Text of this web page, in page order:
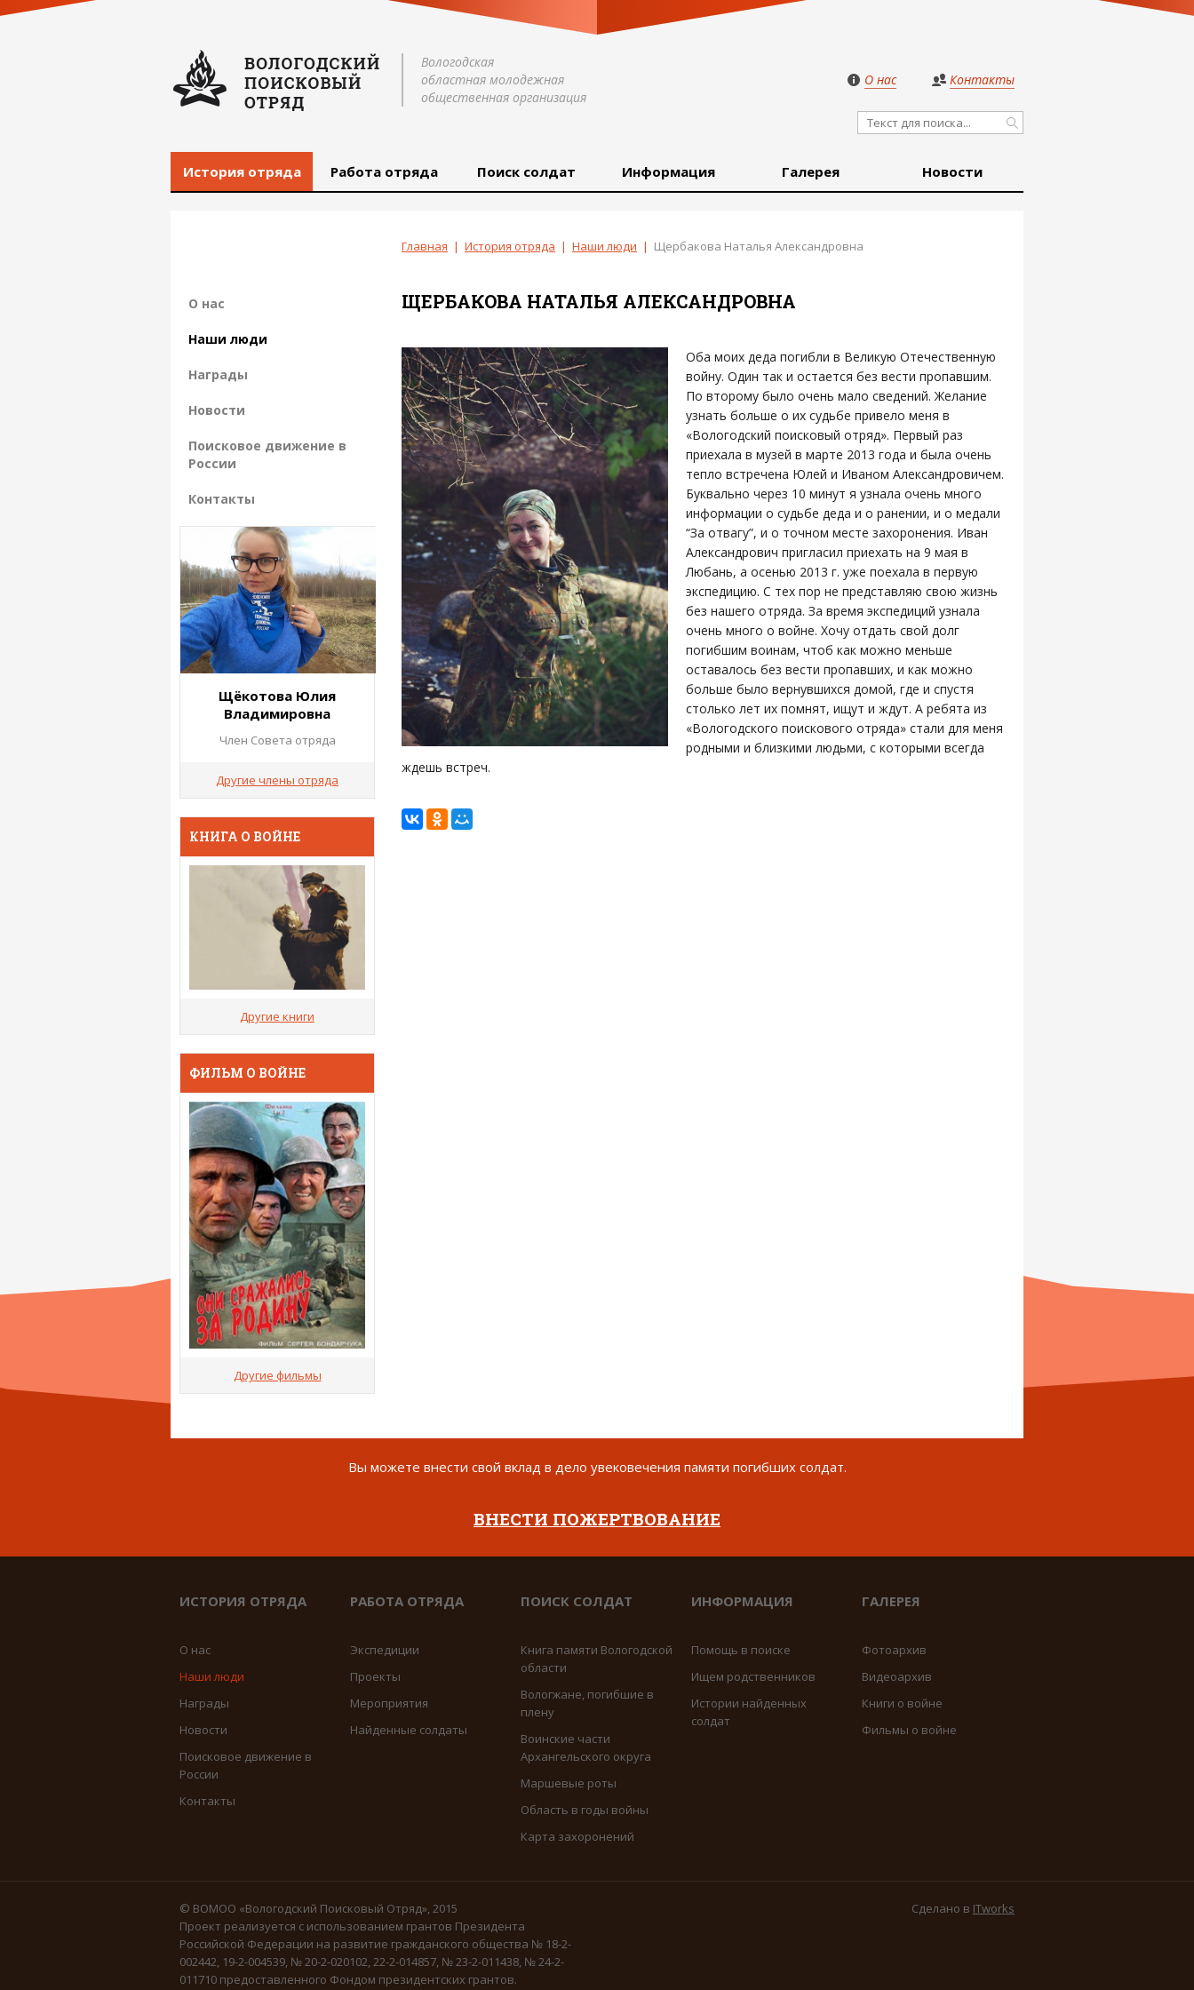
Вологодская
областная молодежная
общественная организация
О нас Контакты
История отряда Работа отряда Поиск солдат Информация Галерея Новости
Главная | История отряда | Наши люди | Щербакова Наталья Александровна
ЩЕРБАКОВА НАТАЛЬЯ АЛЕКСАНДРОВНА
Оба моих деда погибли в Великую Отечественную
войну. Один так и остается без вести пропавшим.
По второму было очень мало сведений. Желание
узнать больше о их судьбе привело меня в
«Вологодский поисковый отряд». Первый раз
приехала в музей в марте 2013 года и была очень
тепло встречена Юлей и Иваном Александровичем.
Буквально через 10 минут я узнала очень много
информации о судьбе деда и о ранении, и о медали
“За отвагу”, и о точном месте захоронения. Иван
Александрович пригласил приехать на 9 мая в
Любань, а осенью 2013 г. уже поехала в первую
экспедицию. С тех пор не представляю свою жизнь
без нашего отряда. За время экспедиций узнала
очень много о войне. Хочу отдать свой долг
погибшим воинам, чтоб как можно меньше
оставалось без вести пропавших, и как можно
больше было вернувшихся домой, где и спустя
столько лет их помнят, ищут и ждут. А ребята из
«Вологодского поискового отряда» стали для меня
родными и близкими людьми, с которыми всегда
ждешь встреч.
О нас
Наши люди
Награды
Новости
Поисковое движение в
России
Контакты
Щёкотова Юлия
Владимировна
Член Совета отряда
Другие члены отряда
КНИГА О ВОЙНЕ
Другие книги
ФИЛЬМ О ВОЙНЕ
Другие фильмы
Вы можете внести свой вклад в дело увековечения памяти погибших солдат.
ВНЕСТИ ПОЖЕРТВОВАНИЕ
ИСТОРИЯ ОТРЯДА
О нас
Наши люди
Награды
Новости
Поисковое движение в
России
Контакты
РАБОТА ОТРЯДА
Экспедиции
Проекты
Мероприятия
Найденные солдаты
ПОИСК СОЛДАТ
Книга памяти Вологодской
области
Вологжане, погибшие в
плену
Воинские части
Архангельского округа
Маршевые роты
Область в годы войны
Карта захоронений
ИНФОРМАЦИЯ
Помощь в поиске
Ищем родственников
Истории найденных
солдат
ГАЛЕРЕЯ
Фотоархив
Видеоархив
Книги о войне
Фильмы о войне
© ВОМОО «Вологодский Поисковый Отряд», 2015
Проект реализуется с использованием грантов Президента
Российской Федерации на развитие гражданского общества № 18-2-
002442, 19-2-004539, № 20-2-020102, 22-2-014857, № 23-2-011438, № 24-2-
011710 предоставленного Фондом президентских грантов.
Сделано в ITworks